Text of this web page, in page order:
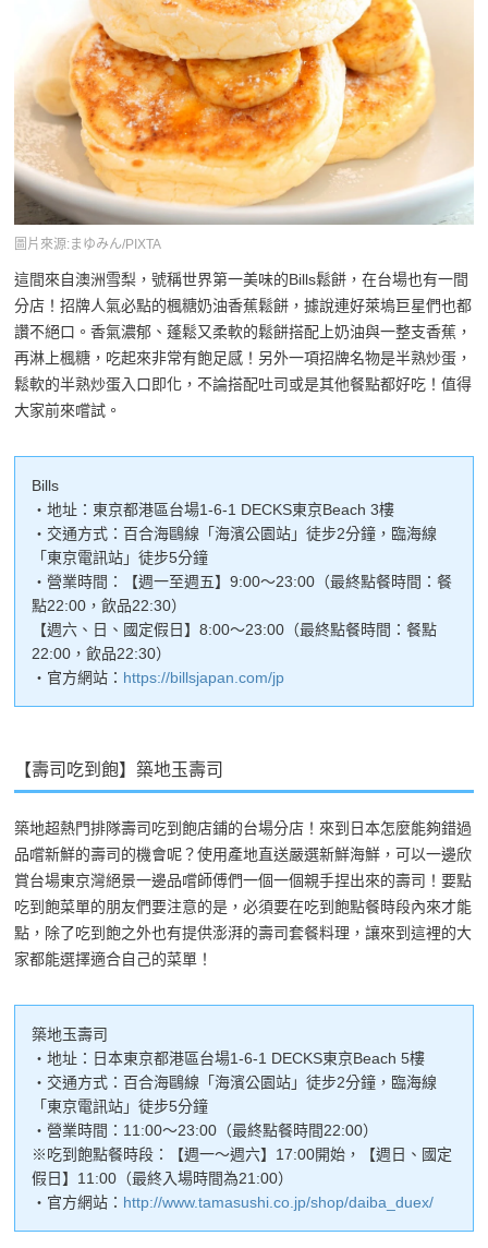
圖片來源:まゆみん/PIXTA
這間來自澳洲雪梨，號稱世界第一美味的Bills鬆餅，在台場也有一間
分店！招牌人氣必點的楓糖奶油香蕉鬆餅，據說連好萊塢巨星們也都
讚不絕口。香氣濃郁、蓬鬆又柔軟的鬆餅搭配上奶油與一整支香蕉，
再淋上楓糖，吃起來非常有飽足感！另外一項招牌名物是半熟炒蛋，
鬆軟的半熟炒蛋入口即化，不論搭配吐司或是其他餐點都好吃！值得
大家前來嚐試。
Bills
・地址：東京都港區台場1-6-1 DECKS東京Beach 3樓
・交通方式：百合海鷗線「海濱公園站」徒步2分鐘，臨海線
「東京電訊站」徒步5分鐘
・營業時間：【週一至週五】9:00～23:00（最終點餐時間：餐
點22:00，飲品22:30）
【週六、日、國定假日】8:00～23:00（最終點餐時間：餐點
22:00，飲品22:30）
・官方網站： https://billsjapan.com/jp
【壽司吃到飽】築地玉壽司
築地超熱門排隊壽司吃到飽店鋪的台場分店！來到日本怎麼能夠錯過
品嚐新鮮的壽司的機會呢？使用產地直送嚴選新鮮海鮮，可以一邊欣
賞台場東京灣絕景一邊品嚐師傅們一個一個親手捏出來的壽司！要點
吃到飽菜單的朋友們要注意的是，必須要在吃到飽點餐時段內來才能
點，除了吃到飽之外也有提供澎湃的壽司套餐料理，讓來到這裡的大
家都能選擇適合自己的菜單！
築地玉壽司
・地址：日本東京都港區台場1-6-1 DECKS東京Beach 5樓
・交通方式：百合海鷗線「海濱公園站」徒步2分鐘，臨海線
「東京電訊站」徒步5分鐘
・營業時間：11:00～23:00（最終點餐時間22:00）
※吃到飽點餐時段：【週一～週六】17:00開始，【週日、國定
假日】11:00（最終入場時間為21:00）
・官方網站： http://www.tamasushi.co.jp/shop/daiba_duex/